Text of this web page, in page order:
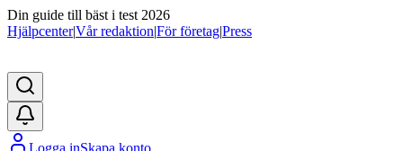
Din guide till bäst i test 2026
Hjälpcenter|Vår redaktion|För företag|Press
Logga inSkapa konto